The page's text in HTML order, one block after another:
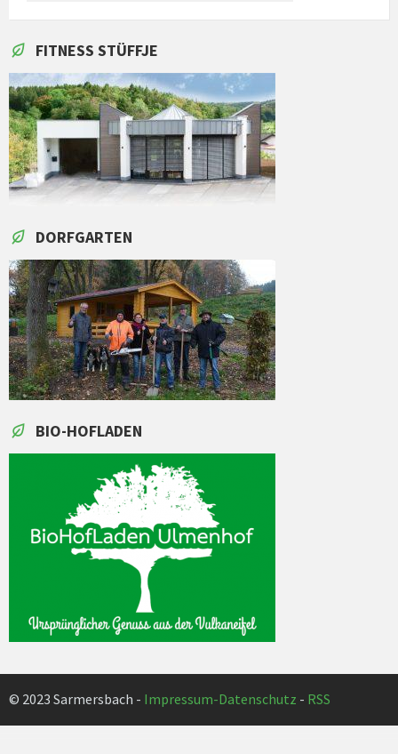
FITNESS STÜFFJE
DORFGARTEN
BIO-HOFLADEN
© 2023 Sarmersbach - Impressum-Datenschutz - RSS